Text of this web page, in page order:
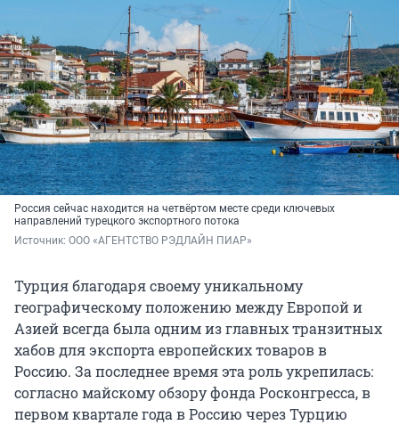
Россия сейчас находится на четвёртом месте среди ключевых
направлений турецкого экспортного потока
Источник: ООО «АГЕНТСТВО РЭДЛАЙН ПИАР»
Турция благодаря своему уникальному
географическому положению между Европой и
Азией всегда была одним из главных транзитных
хабов для экспорта европейских товаров в
Россию. За последнее время эта роль укрепилась:
согласно майскому обзору фонда Росконгресса, в
первом квартале года в Россию через Турцию